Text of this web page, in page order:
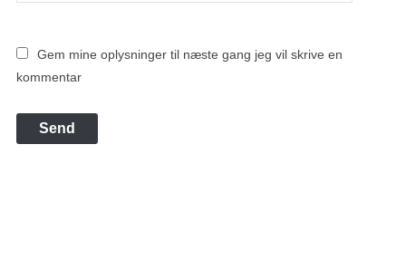
Gem mine oplysninger til næste gang jeg vil skrive en
kommentar